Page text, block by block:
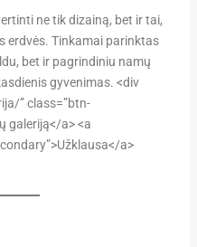
ne tik dizainą, bet ir tai,
erdvės. Tinkamai parinktas
bet ir pagrindiniu namų
gyvenimas. <div
” class=”btn-
galeriją</a> <a
a>